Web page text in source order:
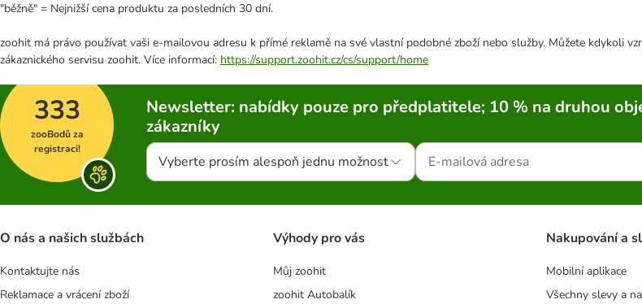
"běžně" = Nejnižší cena produktu za posledních 30 dní.
zoohit má právo používat vaši e-mailovou adresu k přímé reklamě na své vlastní podobné zboží nebo služby. Můžete kdykoli
zákaznického servisu zoohit. Více informací: https://support.zoohit.cz/cs/support/home
333
zooBodů za
registraci!
Newsletter: nabídky pouze pro předplatitele; 10 % na druhou
zákazníky
Vyberte prosím alespoň jednu možnost
O nás a našich službách
Kontaktujte nás
Reklamace a vrácení zboží
Výhody pro vás
Můj zoohit
zoohit Autobalík
Nakupování a
Mobilní aplikace
Všechny slevy a